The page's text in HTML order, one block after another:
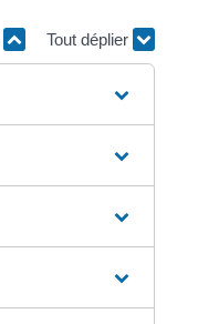
Tout déplier